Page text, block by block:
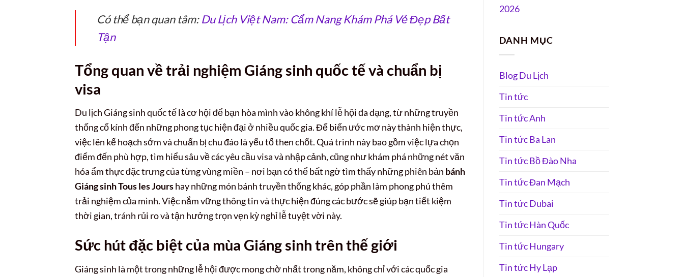
Có thể bạn quan tâm:Du Lịch Việt Nam: Cẩm Nang Khám Phá Vẻ Đẹp Bất
Tận
Tổng quan về trải nghiệm Giáng sinh quốc tế và chuẩn bị
visa
Du lịch Giáng sinh quốc tế là cơ hội để bạn hòa mình vào không khí lễ hội đa dạng, từ những truyền
thống cổ kính đến những phong tục hiện đại ở nhiều quốc gia. Để biến ước mơ này thành hiện thực,
việc lên kế hoạch sớm và chuẩn bị chu đáo là yếu tố then chốt. Quá trình này bao gồm việc lựa chọn
điểm đến phù hợp, tìm hiểu sâu về các yêu cầu visa và nhập cảnh, cũng như khám phá những nét văn
hóa ẩm thực đặc trưng của từng vùng miền – nơi bạn có thể bất ngờ tìm thấy những phiên bản bánh
Giáng sinh Tous les Jourshay những món bánh truyền thống khác, góp phần làm phong phú thêm
trải nghiệm của mình. Việc nắm vững thông tin và thực hiện đúng các bước sẽ giúp bạn tiết kiệm
thời gian, tránh rủi ro và tận hưởng trọn vẹn kỳ nghỉ lễ tuyệt vời này.
Sức hút đặc biệt của mùa Giáng sinh trên thế giới
Giáng sinh là một trong những lễ hội được mong chờ nhất trong năm, không chỉ với các quốc gia
2026
DANH MỤC
Blog Du Lịch
Tin tức
Tin tức Anh
Tin tức Ba Lan
Tin tức Bồ Đào Nha
Tin tức Đan Mạch
Tin tức Dubai
Tin tức Hàn Quốc
Tin tức Hungary
Tin tức Hy Lạp